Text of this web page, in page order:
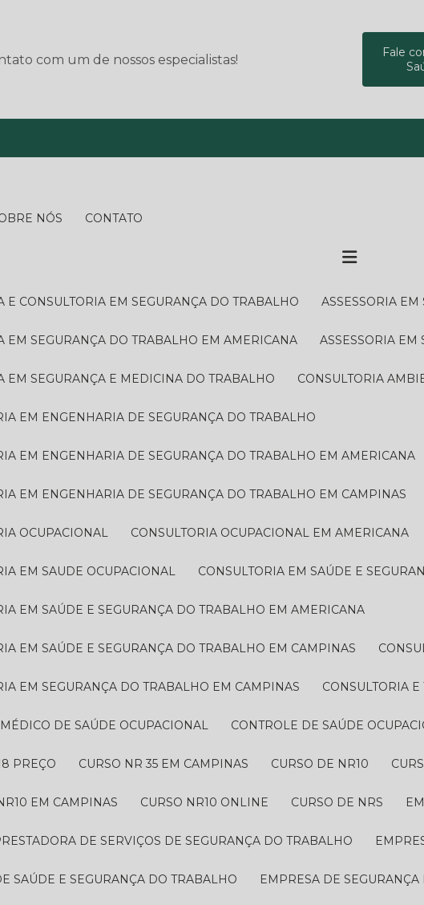
com um de nossos especialistas!
Fale
NÓS CONTATO
E CONSULTORIA EM SEGURANÇA DO TRABALHO ASSESSORIA
EM SEGURANÇA DO TRABALHO EM AMERICANA ASSESSORIA
EM SEGURANÇA E MEDICINA DO TRABALHO CONSULTORIA
EM ENGENHARIA DE SEGURANÇA DO TRABALHO
EM ENGENHARIA DE SEGURANÇA DO TRABALHO EM AMERICANA
EM ENGENHARIA DE SEGURANÇA DO TRABALHO EM CAMPINAS
OCUPACIONAL CONSULTORIA OCUPACIONAL EM AMERICANA
EM SAUDE OCUPACIONAL CONSULTORIA EM SAÚDE E
EM SAÚDE E SEGURANÇA DO TRABALHO EM AMERICANA
EM SAÚDE E SEGURANÇA DO TRABALHO EM CAMPINAS
EM SEGURANÇA DO TRABALHO EM CAMPINAS CONSULTORIA
MÉDICO DE SAÚDE OCUPACIONAL CONTROLE DE SAÚDE
PREÇO CURSO NR 35 EM CAMPINAS CURSO DE NR10
EM CAMPINAS CURSO NR10 ONLINE CURSO DE NRS
DE SERVIÇOS DE SEGURANÇA DO TRABALHO
SAÚDE E SEGURANÇA DO TRABALHO EMPRESA DE